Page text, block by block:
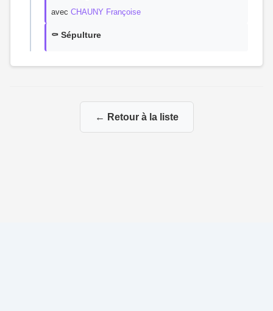
avec CHAUNY Françoise
⚰️ Sépulture
← Retour à la liste